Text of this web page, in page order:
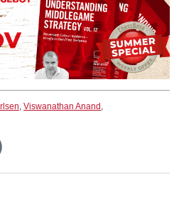
, Viswanathan Anand ,